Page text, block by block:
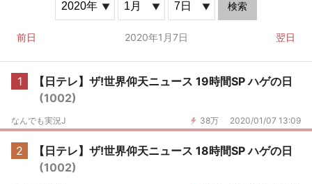
検索
前日 2020年1月7日 翌日
1
【日テレ】ザ!世界仰天ニュース 19時間SP ハゲの日
(1002)
38万 2020/01/07 13:09
なんでも実況J
2
【日テレ】ザ!世界仰天ニュース 18時間SP ハゲの日
(1002)